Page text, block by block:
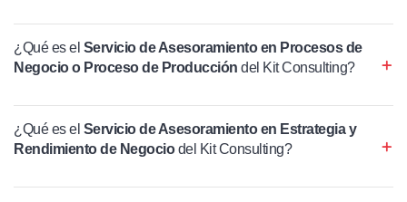
¿Qué es el Servicio de Asesoramiento en Procesos de
Negocio o Proceso de Producción del Kit Consulting?
¿Qué es el Servicio de Asesoramiento en Estrategia y
Rendimiento de Negociodel Kit Consulting?